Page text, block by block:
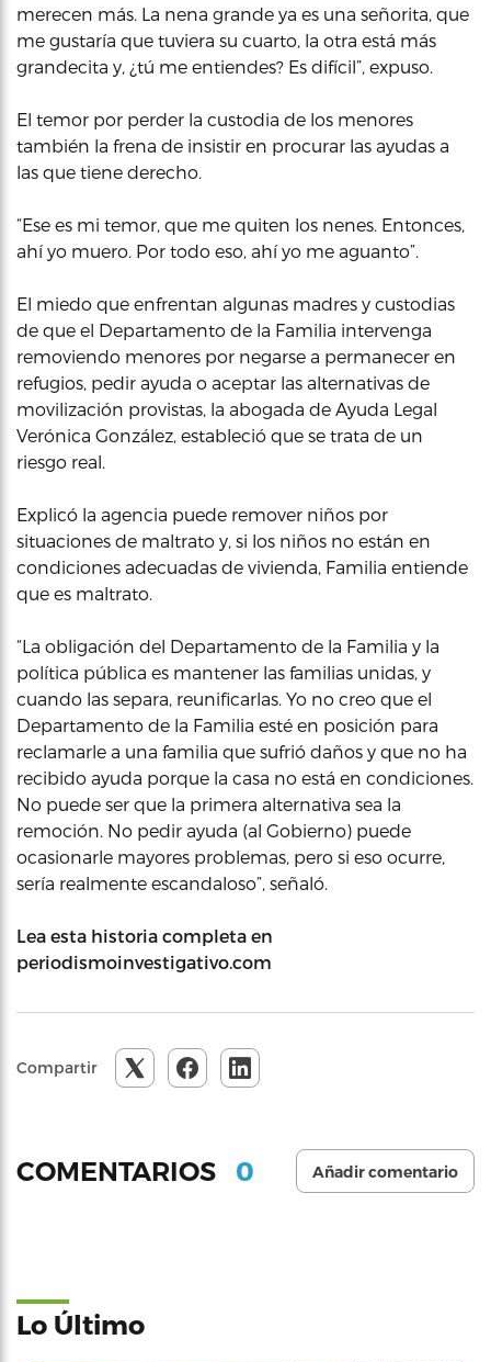
merecen más. La nena grande ya es una señorita, que
me gustaría que tuviera su cuarto, la otra está más
grandecita y, ¿tú me entiendes? Es difícil”, expuso.
El temor por perder la custodia de los menores
también la frena de insistir en procurar las ayudas a
las que tiene derecho.
“Ese es mi temor, que me quiten los nenes. Entonces,
ahí yo muero. Por todo eso, ahí yo me aguanto”.
El miedo que enfrentan algunas madres y custodias
de que el Departamento de la Familia intervenga
removiendo menores por negarse a permanecer en
refugios, pedir ayuda o aceptar las alternativas de
movilización provistas, la abogada de Ayuda Legal
Verónica González, estableció que se trata de un
riesgo real.
Explicó la agencia puede remover niños por
situaciones de maltrato y, si los niños no están en
condiciones adecuadas de vivienda, Familia entiende
que es maltrato.
“La obligación del Departamento de la Familia y la
política pública es mantener las familias unidas, y
cuando las separa, reunificarlas. Yo no creo que el
Departamento de la Familia esté en posición para
reclamarle a una familia que sufrió daños y que no ha
recibido ayuda porque la casa no está en condiciones.
No puede ser que la primera alternativa sea la
remoción. No pedir ayuda (al Gobierno) puede
ocasionarle mayores problemas, pero si eso ocurre,
sería realmente escandaloso”, señaló.
Lea esta historia completa en
periodismoinvestigativo.com
Compartir
COMENTARIOS 0 Añadir comentario
Lo Último